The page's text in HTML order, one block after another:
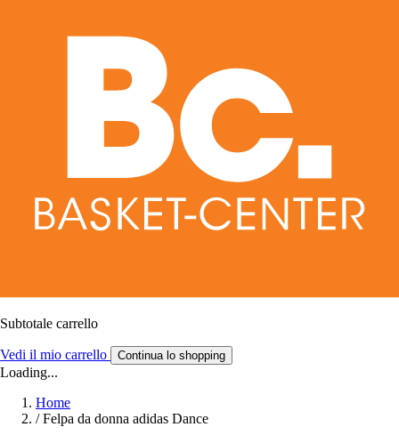
Subtotale carrello
Vedi il mio carrello Continua lo shopping
Loading...
Home
/ Felpa da donna adidas Dance